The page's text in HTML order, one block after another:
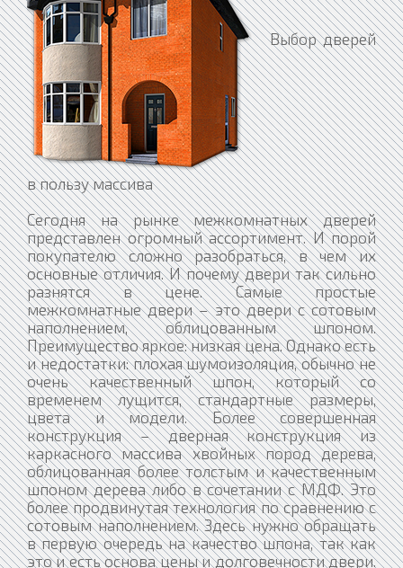
Выбор дверей
в пользу массива
Сегодня на рынке межкомнатных дверей
представлен огромный ассортимент. И порой
покупателю сложно разобраться, в чем их
основные отличия. И почему двери так сильно
разнятся в цене. Самые простые
межкомнатные двери – это двери с сотовым
наполнением, облицованным шпоном.
Преимущество яркое: низкая цена. Однако есть
и недостатки: плохая шумоизоляция, обычно не
очень качественный шпон, который со
временем лущится, стандартные размеры,
цвета и модели. Более совершенная
конструкция – дверная конструкция из
каркасного массива хвойных пород дерева,
облицованная более толстым и качественным
шпоном дерева либо в сочетании с МДФ. Это
более продвинутая технология по сравнению с
сотовым наполнением. Здесь нужно обращать
в первую очередь на качество шпона, так как
это и есть основа цены и долговечности двери.